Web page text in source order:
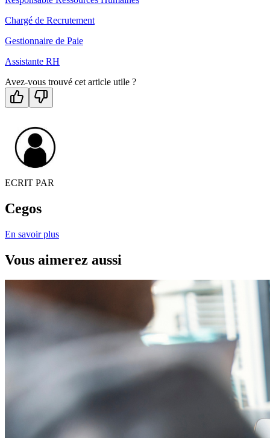
Chargé de Recrutement
Gestionnaire de Paie
Assistante RH
Avez-vous trouvé cet article utile ?
ECRIT PAR
Cegos
En savoir plus
Vous aimerez aussi